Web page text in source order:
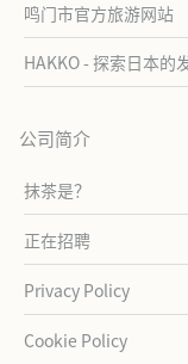
鸣门市官方旅游网站
HAKKO - 探索日本的
公司简介
抹茶是？
正在招聘
Privacy Policy
Cookie Policy